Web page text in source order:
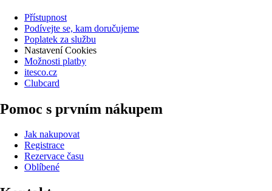
Přístupnost
Podívejte se, kam doručujeme
Poplatek za službu
Nastavení Cookies
Možnosti platby
itesco.cz
Clubcard
Pomoc s prvním nákupem
Jak nakupovat
Registrace
Rezervace času
Oblíbené